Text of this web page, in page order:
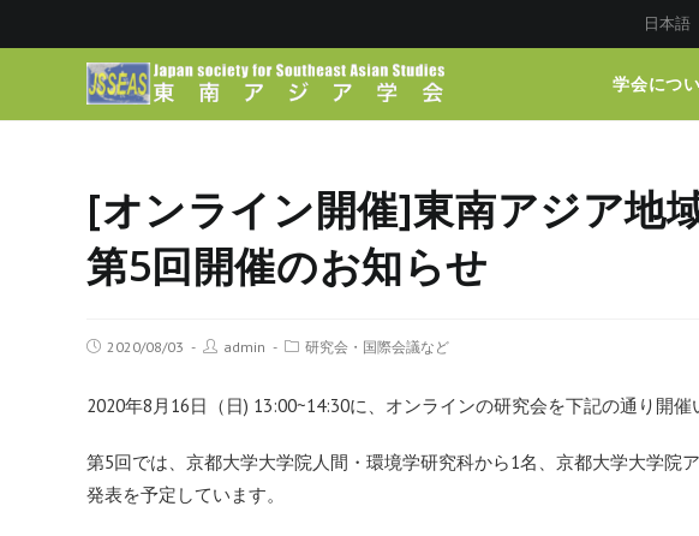
日本語
学会につ
[オンライン開催]東南アジア地
第5回開催のお知らせ
2020/08/03 admin 研究会・国際会議など
2020年8月16日（日) 13:00~14:30に、オンラインの研究会を下記の通り開催
第5回では、京都大学大学院人間・環境学研究科から1名、京都大学大学院
発表を予定しています。